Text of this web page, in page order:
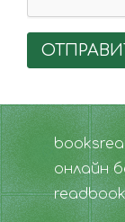
онлайн